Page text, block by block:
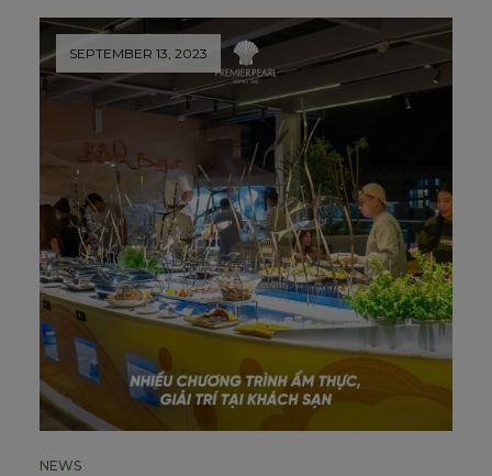
SEPTEMBER 13, 2023
NEWS